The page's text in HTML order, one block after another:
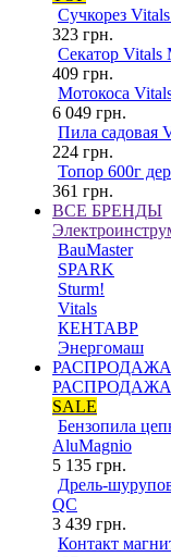
Сучкорез
323 грн.
Секатор Vitals
409 грн.
Мотокоса
6 049 грн.
Пила садовая
224 грн.
Топор 600г
361 грн.
ВСЕ БРЕНДЫ
BauMaster
SPARK
Sturm!
Vitals
КЕНТАВР
Энергомаш
РАСПРОДАЖА
РАСПРОДАЖА
SALE
Бензопила
AluMagnio
5 135 грн.
Дрель-
QC
3 439 грн.
Контакт